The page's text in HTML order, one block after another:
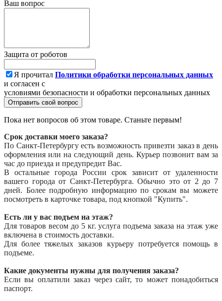
Ваш вопрос
Защита от роботов
Я прочитал Политики обработки персональных данных
и согласен с
условиями безопасности и обработки персональных данных
Отправить свой вопрос
Пока нет вопросов об этом товаре. Станьте первым!
Срок доставки моего заказа?
По Санкт-Петербургу есть возможность привезти заказ в день
оформления или на следующий день. Курьер позвонит вам за
час до приезда и предупредит Вас.
В остальные города России срок зависит от удаленности
вашего города от Санкт-Петербурга. Обычно это от 2 до 7
дней. Более подробную информацию по срокам вы можете
посмотреть в карточке товара, под кнопкой "Купить".
Есть ли у вас подъем на этаж?
Для товаров весом до 5 кг. услуга подъема заказа на этаж уже
включена в стоимость доставки.
Для более тяжелых заказов курьеру потребуется помощь в
подъеме.
Какие документы нужны для получения заказа?
Если вы оплатили заказ через сайт, то может понадобиться
паспорт.